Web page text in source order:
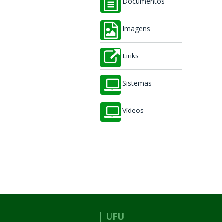
Documentos
Imagens
Links
Sistemas
Vídeos
UFU